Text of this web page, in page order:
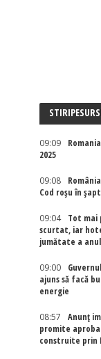
09:09
2025
09:08
Cod roșu în
09:04
Tot mai
scurtat, iar
jumătate a
09:00
ajuns să facă
energie
08:57
Anunț
promite
construite prin